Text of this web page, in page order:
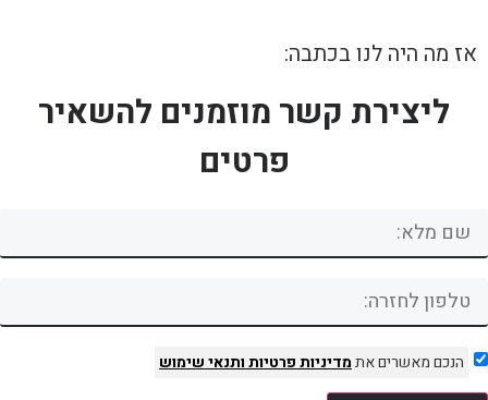
אז מה היה לנו בכתבה:
ליצירת קשר מוזמנים להשאיר
פרטים
הנכם מאשרים אתמדיניות פרטיותותנאי שימוש